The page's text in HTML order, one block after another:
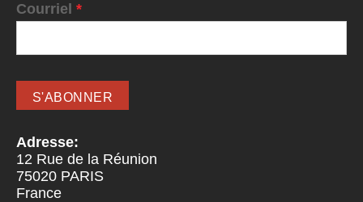
Courriel *
Adresse:
12 Rue de la Réunion
75020 PARIS
France